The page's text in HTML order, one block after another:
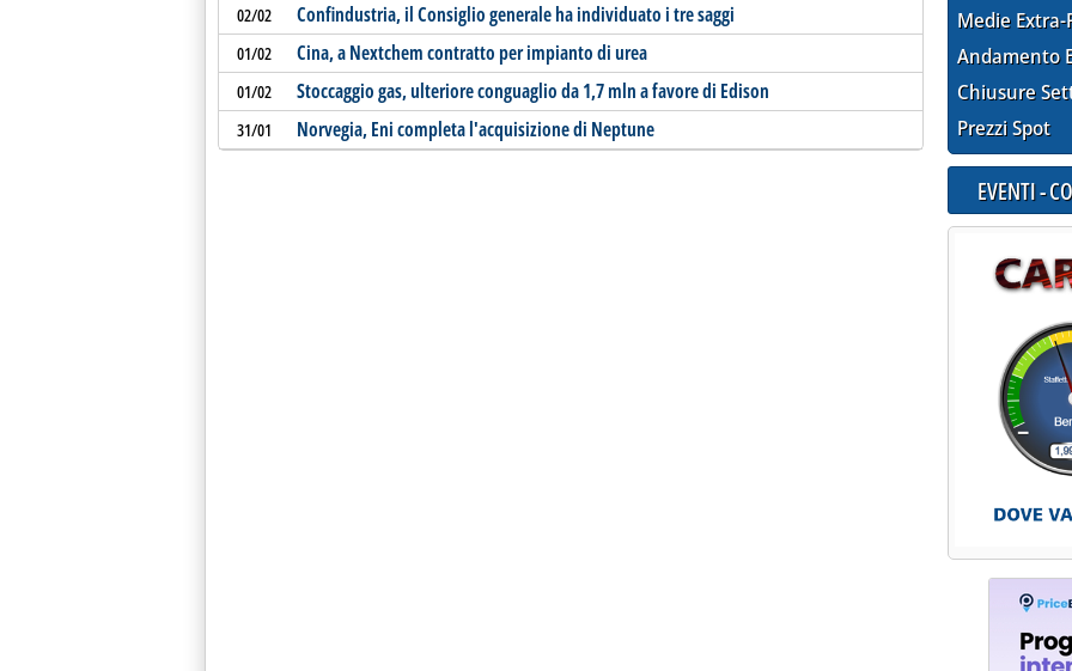
02/02 Confindustria, il Consiglio generale ha individuato i tre saggi
01/02 Cina, a Nextchem contratto per impianto di urea
01/02 Stoccaggio gas, ulteriore conguaglio da 1,7 mln a favore di Edison
31/01 Norvegia, Eni completa l'acquisizione di Neptune
Medie Extra-
Andamento
Chiusure
Prezzi Spot
EVENTI -